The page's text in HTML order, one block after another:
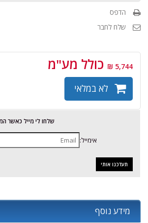
הדפס
שלח לחבר
5,744 ₪ כולל מע"מ
לא במלאי
שלחו לי מייל כאשר
אימייל:
מידע נוסף